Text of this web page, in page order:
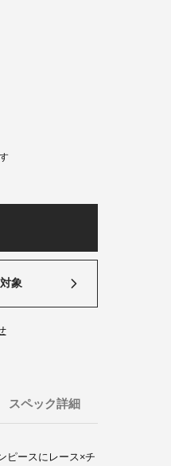
象
スペック詳細
ピースにレース×チ